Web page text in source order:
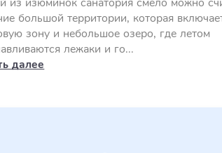
большой территории, которая
зону и небольшое озеро, где летом
лежаки и го...
далее